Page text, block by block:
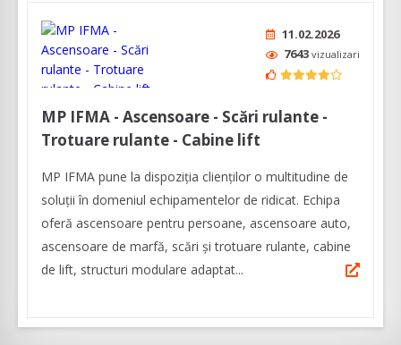
11.02.2026
7643 vizualizari
MP IFMA - Ascensoare - Scări rulante -
Trotuare rulante - Cabine lift
MP IFMA pune la dispoziția clienților o multitudine de
soluții în domeniul echipamentelor de ridicat. Echipa
oferă ascensoare pentru persoane, ascensoare auto,
ascensoare de marfă, scări și trotuare rulante, cabine
de lift, structuri modulare adaptat...